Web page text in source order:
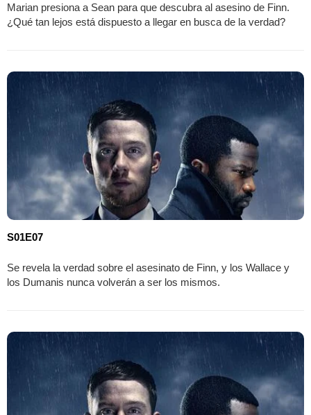
Marian presiona a Sean para que descubra al asesino de Finn.
¿Qué tan lejos está dispuesto a llegar en busca de la verdad?
S01E07
Se revela la verdad sobre el asesinato de Finn, y los Wallace y
los Dumanis nunca volverán a ser los mismos.